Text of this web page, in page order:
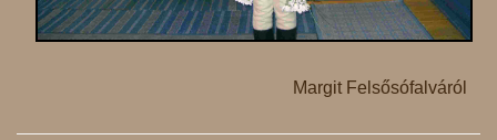
Margit Felsősófalváról